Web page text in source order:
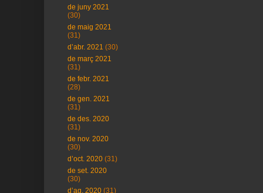
de juny 2021
(30)
de maig 2021
(31)
d’abr. 2021 (30)
de març 2021
(31)
de febr. 2021
(28)
de gen. 2021
(31)
de des. 2020
(31)
de nov. 2020
(30)
d’oct. 2020 (31)
de set. 2020
(30)
d’ag. 2020 (31)